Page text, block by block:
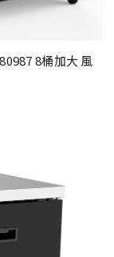
8桶加大 風